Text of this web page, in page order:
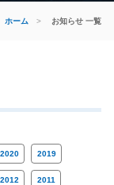
ホーム > お知らせ 一覧
2020 2019
2012 2011